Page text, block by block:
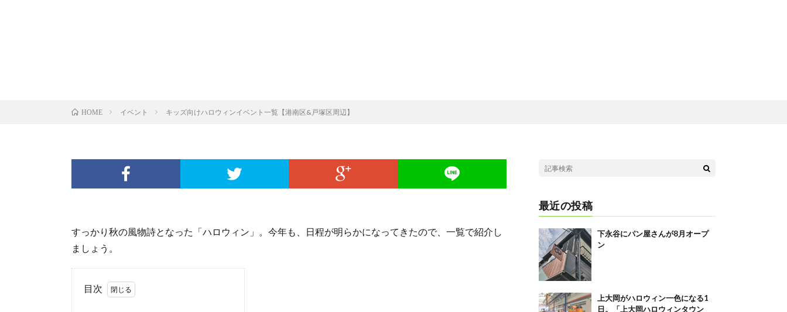
HOME イベント キッズ向けハロウィンイベント一覧【港南区&戸塚区周辺】
すっかり秋の風物詩となった「ハロウィン」。今年も、日程が明らかになってきたので、一覧で紹介し
ましょう。
目次
最近の投稿
下永谷にパン屋さんが8月オープ
ン
上大岡がハロウィン一色になる1
日。「上大岡ハロウィンタウン